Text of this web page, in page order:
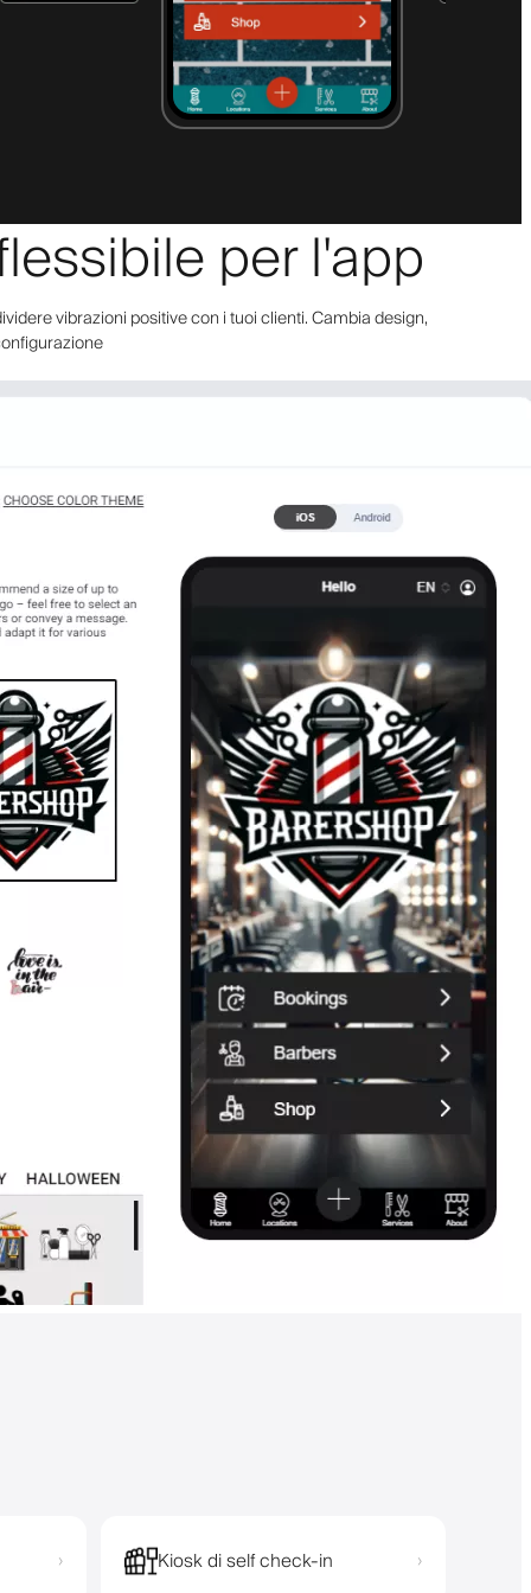
per l'app
vibrazioni positive con i tuoi clienti. Cambia design,
› Kiosk di self check-in ›